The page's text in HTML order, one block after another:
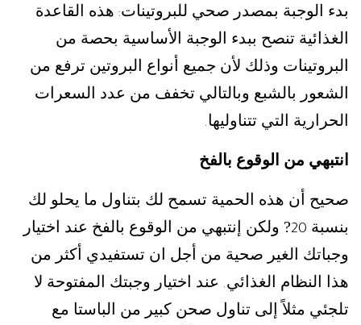
بدء الوجبة بمصدر صحي للبروتينات: هذه القاعدة
الغذائية تنصح ببدء الوجبة الأساسية بحصة من
البروتينات وذلك لأن جميع أنواع البروتين ترفع من
الشعور بالشبع وبالتالي تخفف من عدد السعرات
الحرارية التي تتناوليها.
انتبهي من الوقوع بالفخ
صحيح أن هذه الحمية تسمح لك بتناول ما يحلو لك
بنسبة 20? ولكن إنتبهي من الوقوع بالفخ عند اختيار
وجباتك الغير صحية من أجل ان تستفيدي أكثر من
هذا النظام الغذائي. عند اختيار وجبتك المفتوحة لا
تلجئي مثلاً إلى تناول صحن كبير من الباستا مع